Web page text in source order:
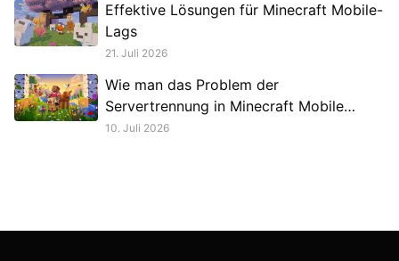
Effektive Lösungen für Minecraft Mobile-
Lags
21. Juli 2026
Wie man das Problem der
Servertrennung in Minecraft Mobile
behebt
10. Juli 2026